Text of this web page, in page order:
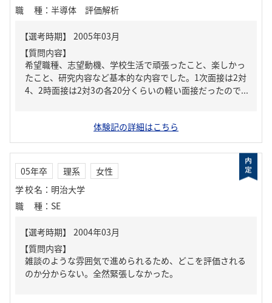
職種 ： 半導体 評価解析
【質問内容】
希望職種、志望動機、学校生活で頑張ったこと、楽しかっ
たこと、研究内容など基本的な内容でした。1次面接は2対
4、2時面接は2対3の各20分くらいの軽い面接だったので...
体験記の詳細はこちら
05年卒 理系
女性
学校名 ： 明治大学
職種 ： SE
【質問内容】
雑談のような雰囲気で進められるため、どこを評価される
のか分からない。全然緊張しなかった。